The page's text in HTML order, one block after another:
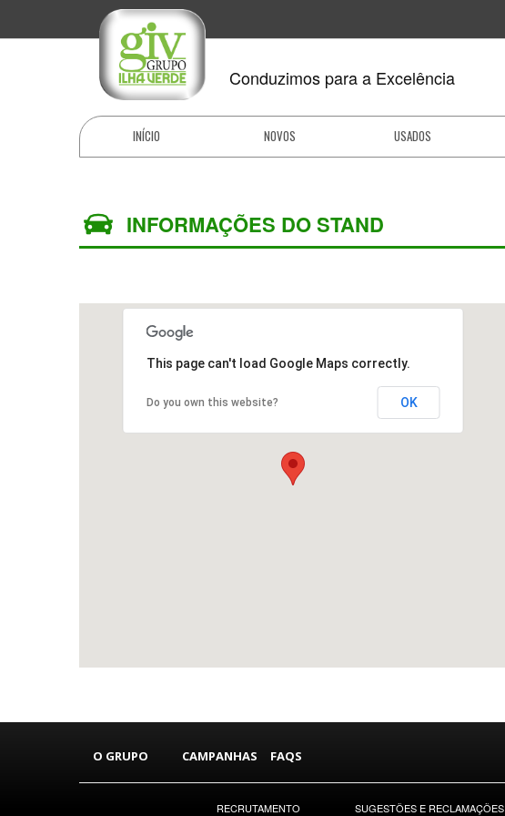
Conduzimos para a Excelência
INÍCIO NOVOS USADOS
INFORMAÇÕES DO STAND
This page can't load Google Maps correctly.
Do you own this website? OK
O GRUPO CAMPANHAS FAQS
RECRUTAMENTO SUGESTÕES E RECLAMAÇÕES